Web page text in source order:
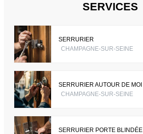
SERVICES
SERRURIER
CHAMPAGNE-SUR-SEINE
SERRURIER AUTOUR DE MOI
CHAMPAGNE-SUR-SEINE
SERRURIER PORTE BLINDÉE